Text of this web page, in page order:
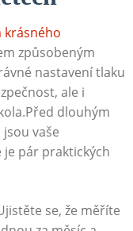
krásného
způsobeným
nastavení tlaku
ale i
dlouhým
vaše
pár praktických
se, že měříte